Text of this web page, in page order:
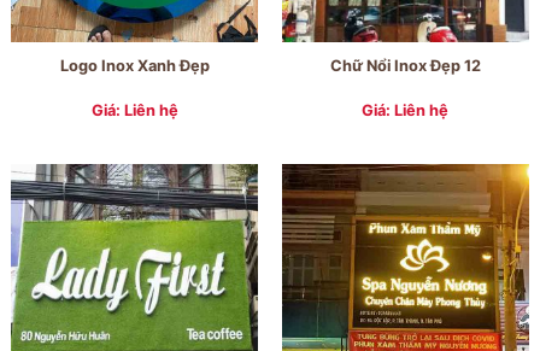
Logo Inox Xanh Đẹp
Giá: Liên hệ
Chữ Nổi Inox Đẹp 12
Giá: Liên hệ